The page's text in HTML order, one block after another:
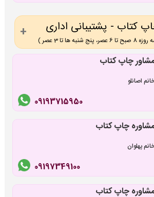
کتاب - پشتیبانی اداری
ها تا 3 عصر )
چاپ کتاب
اصانلو
09193715950
چاپ کتاب
پهلوان
09197349100
چاپ کتاب